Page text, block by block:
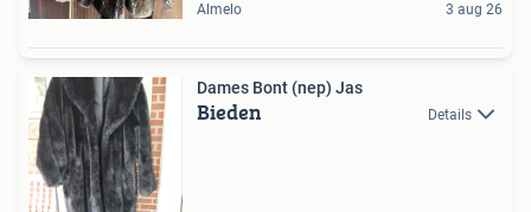
Almelo 3 aug 26
Dames Bont (nep) Jas
Bieden Details